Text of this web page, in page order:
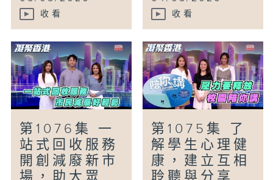
收看 收看
第1076集 一
站式回收服務
開創減廢新市
場，助大眾...
第1075集 了
解學生心理健
康，建立互相
聆聽與分享...